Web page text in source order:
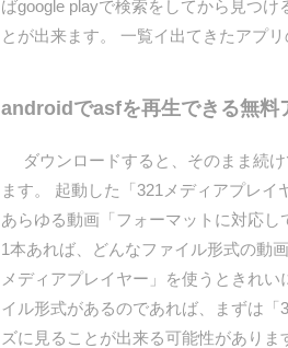
ばgoogle playで検索をしてから見つ
とが出来ます。 一覧イ出てきたアプ
androidでasfを再生できる無料
ダウンロードすると、そのまま続け
ます。 起動した「321メディアプレ
あらゆる動画「フォーマットに対応
1本あれば、どんなファイル形式の動
メディアプレイヤー」を使うときれ
イル形式があるのであれば、まずは
ズに見ることが出来る可能性がありま